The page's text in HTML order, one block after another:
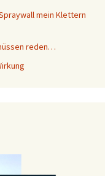
mein Klettern
reden…